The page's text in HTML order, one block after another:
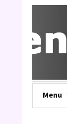
Menu